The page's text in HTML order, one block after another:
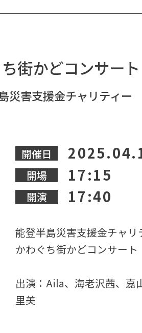
街かどコンサート
災害支援金チャリティー
開催日
開場 17:15
開演 17:40
能登半島災害支援金チャリ
かわぐち街かどコンサート
出演：Aila、海老沢茜、嘉
里美